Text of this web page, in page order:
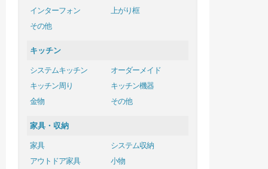
インターフォン
上がり框
その他
キッチン
システムキッチン
オーダーメイド
キッチン周り
キッチン機器
金物
その他
家具・収納
家具
システム収納
アウトドア家具
小物